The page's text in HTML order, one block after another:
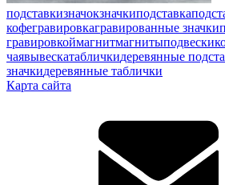
подставкизначокзначкиподставка
кофегравировкагравированные значки
гравировкоймагнитмагнитыподвески
чаявывескатабличкидеревянные
значкидеревянные таблички
Карта сайта